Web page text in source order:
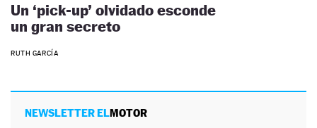
Un ‘pick-up’ olvidado esconde
un gran secreto
RUTH GARCÍA
NEWSLETTER ELMOTOR